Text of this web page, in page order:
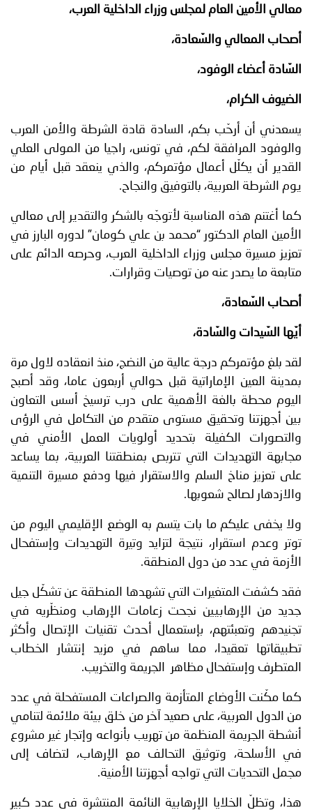
معالي الأمين العام لمجلس وزراء الداخلية العرب،
أصحاب المعالي والسّعادة،
السّادة أعضاء الوفود،
الضيوف الكرام،
يسعدني أن أرحّب بكم، السادة قادة الشرطة والأمن العرب
والوفود المرافقة لكم، في تونس، راجيا من المولى العلي
القدير أن يكلّل أعمال مؤتمركم، والذي ينعقد قبل أيام من
يوم الشرطة العربية، بالتوفيق والنجاح.
كما أغتنم هذه المناسبة لأتوجّه بالشكر والتقدير إلى معالي
الأمين العام الدكتور “محمد بن علي كومان” لدوره البارز في
تعزيز مسيرة مجلس وزراء الداخلية العرب، وحرصه الدائم على
متابعة ما يصدر عنه من توصيات وقرارات.
أصحاب السّعادة،
أيّها السّيدات والسّادة،
لقد بلغ مؤتمركم درجة عالية من النضج، منذ انعقاده لاول مرة
بمدينة العين الإماراتية قبل حوالي أربعون عاما، وقد أصبح
اليوم محطة بالغة الأهمية على درب ترسيخ أسس التعاون
بين أجهزتنا وتحقيق مستوى متقدم من التكامل في الرؤى
والتصورات الكفيلة بتحديد أولويات العمل الأمني في
مجابهة التهديدات التي تتربص بمنطقتنا العربية، بما يساعد
على تعزيز مناخ السلم والاستقرار فيها ودفع مسيرة التنمية
والازدهار لصالح شعوبها.
ولا يخفى عليكم ما بات يتسم به الوضع الإقليمي اليوم من
توتر وعدم استقرار، نتيجة لتزايد وتيرة التهديدات وإستفحال
الأزمة في عدد من دول المنطقة.
فقد كشفت المتغيرات التي تشهدها المنطقة عن تشكّل جيل
جديد من الإرهابيين نجحت زعامات الإرهاب ومنظّريه في
تجنيدهم وتعبئتهم، بإستعمال أحدث تقنيات الإتصال وأكثر
تطبيقاتها تعقيدا، مما ساهم في مزيد إنتشار الخطاب
المتطرف وإستفحال مظاهر الجريمة والتخريب.
كما مكّنت الأوضاع المتأزمة والصراعات المستفحلة في عدد
من الدول العربية، على صعيد آخر من خلق بيئة ملائمة لتنامي
أنشطة الجريمة المنظمة من تهريب بأنواعه وإتجار غير مشروع
في الأسلحة، وتوثيق التحالف مع الإرهاب، لتضاف إلى
مجمل التحديات التي تواجه أجهزتنا الأمنية.
هذا، وتظلّ الخلايا الإرهابية النائمة المنتشرة في عدد كبير